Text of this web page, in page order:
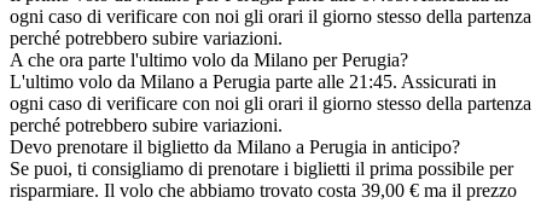
ogni caso di verificare con noi gli orari il giorno stesso della partenza
perché potrebbero subire variazioni.
A che ora parte l'ultimo volo da Milano per Perugia?
L'ultimo volo da Milano a Perugia parte alle 21:45. Assicurati in
ogni caso di verificare con noi gli orari il giorno stesso della partenza
perché potrebbero subire variazioni.
Devo prenotare il biglietto da Milano a Perugia in anticipo?
Se puoi, ti consigliamo di prenotare i biglietti il prima possibile per
risparmiare. Il volo che abbiamo trovato costa 39,00 € ma il prezzo